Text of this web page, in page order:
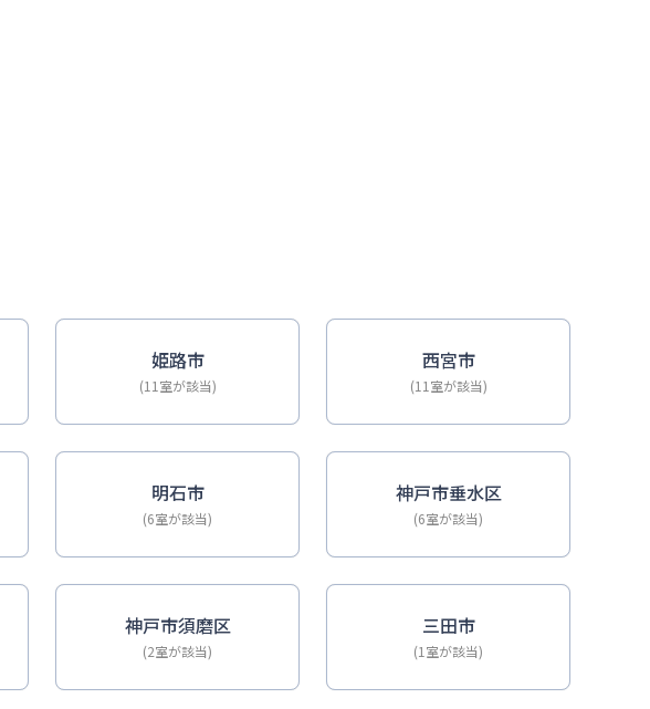
ポートアイランドも近い
姫路市
(11室が該当)
西宮市
(11室が該当)
明石市
(6室が該当)
神戸市垂水区
(6室が該当)
神戸市須磨区
(2室が該当)
三田市
(1室が該当)